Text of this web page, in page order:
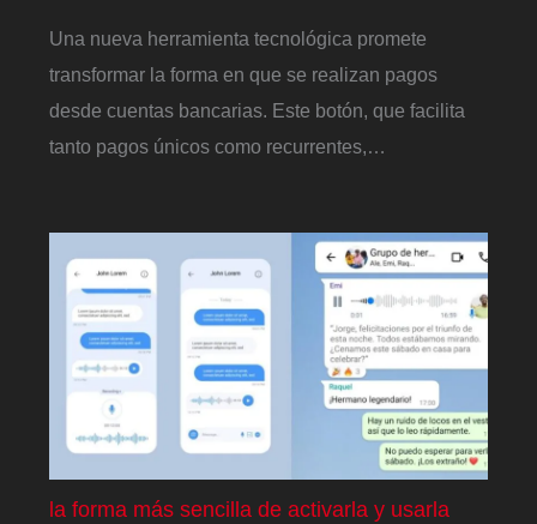
Una nueva herramienta tecnológica promete
transformar la forma en que se realizan pagos
desde cuentas bancarias. Este botón, que facilita
tanto pagos únicos como recurrentes,…
la forma más sencilla de activarla y usarla